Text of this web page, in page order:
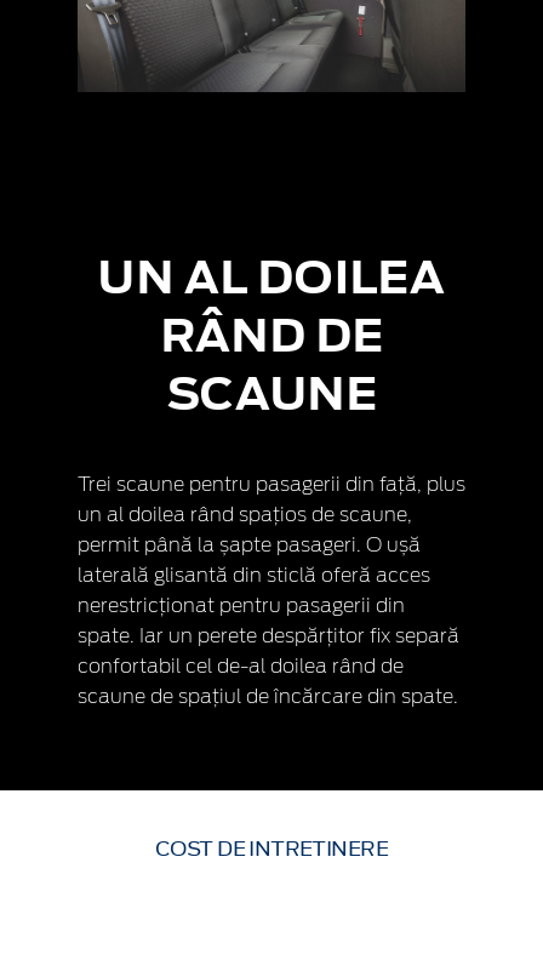
UN AL DOILEA
RÂND DE
SCAUNE
Trei scaune pentru pasagerii din față, plus
un al doilea rând spațios de scaune,
permit până la șapte pasageri. O ușă
laterală glisantă din sticlă oferă acces
nerestricționat pentru pasagerii din
spate. Iar un perete despărțitor fix separă
confortabil cel de-al doilea rând de
scaune de spațiul de încărcare din spate.
COST DE INTRETINERE